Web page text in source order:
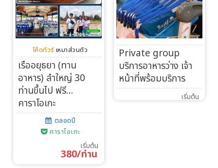
โค้ดทัวร์ เหมาส่วนตัว
เรืออยุธยา (ทาน
อาหาร) ลำใหญ่ 30
ท่านขึ้นไป ฟรี…
คาราโอเกะ
ตลอดปี
คาราโอเกะ
เริ่มต้น
380/ท่าน
Private group
บริการอาหารว่าง เจ้า
หน้าที่พร้อมบริการ
เริ่มต้น